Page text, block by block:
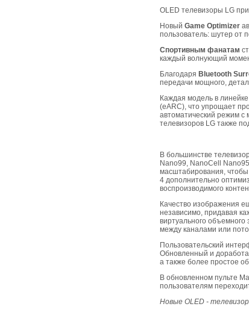
OLED телевизоры LG
Новый Game Optimizer
пользователь: шутер от
Спортивным фанатам
каждый волнующий
Благодаря Bluetooth
передачи мощного,
Каждая модель в
(eARC), что упрощает
автоматический режим с
телевизоров LG также
В большинстве
Nano99, NanoCell
масштабирования, чтобы
4 дополнительно
воспроизводимого
Качество изображения
независимо, придавая
виртуального объемного
между каналами или
Пользовательский
Обновленный и
а также более простое
В обновленном пульте
пользователям
Новые OLED -